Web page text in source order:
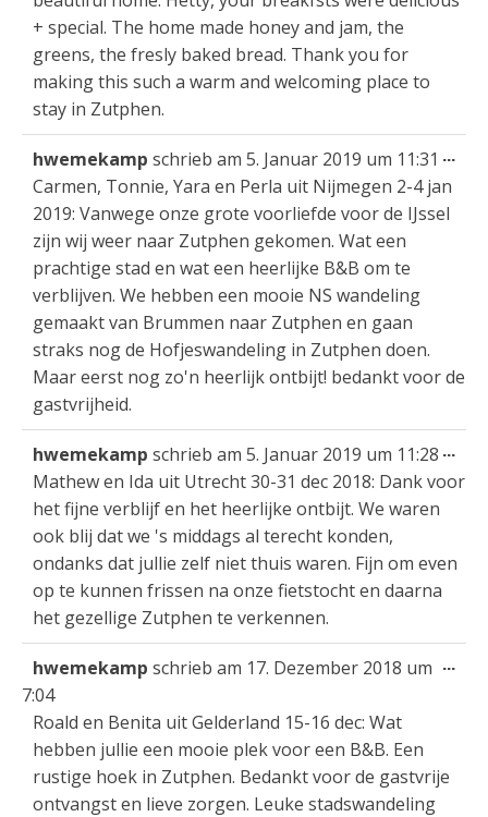
+ special. The home made honey and jam, the
greens, the fresly baked bread. Thank you for
making this such a warm and welcoming place to
stay in Zutphen.
hwemekamp schrieb am 5. Januar 2019 um 11:31
Carmen, Tonnie, Yara en Perla uit Nijmegen 2-4 jan
2019: Vanwege onze grote voorliefde voor de IJssel
zijn wij weer naar Zutphen gekomen. Wat een
prachtige stad en wat een heerlijke B&B om te
verblijven. We hebben een mooie NS wandeling
gemaakt van Brummen naar Zutphen en gaan
straks nog de Hofjeswandeling in Zutphen doen.
Maar eerst nog zo'n heerlijk ontbijt! bedankt voor de
gastvrijheid.
...
hwemekamp schrieb am 5. Januar 2019 um 11:28
Mathew en Ida uit Utrecht 30-31 dec 2018: Dank voor
het fijne verblijf en het heerlijke ontbijt. We waren
ook blij dat we 's middags al terecht konden,
ondanks dat jullie zelf niet thuis waren. Fijn om even
op te kunnen frissen na onze fietstocht en daarna
het gezellige Zutphen te verkennen.
...
hwemekamp schrieb am 17. Dezember 2018 um
7:04
Roald en Benita uit Gelderland 15-16 dec: Wat
hebben jullie een mooie plek voor een B&B. Een
rustige hoek in Zutphen. Bedankt voor de gastvrije
ontvangst en lieve zorgen. Leuke stadswandeling
...